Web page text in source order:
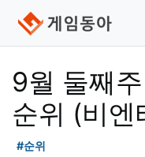
9월 둘째
순위 (비엔
#순위